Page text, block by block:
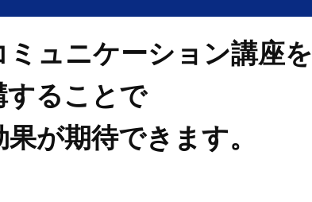
ミュニケーション講座を
することで
が期待できます。